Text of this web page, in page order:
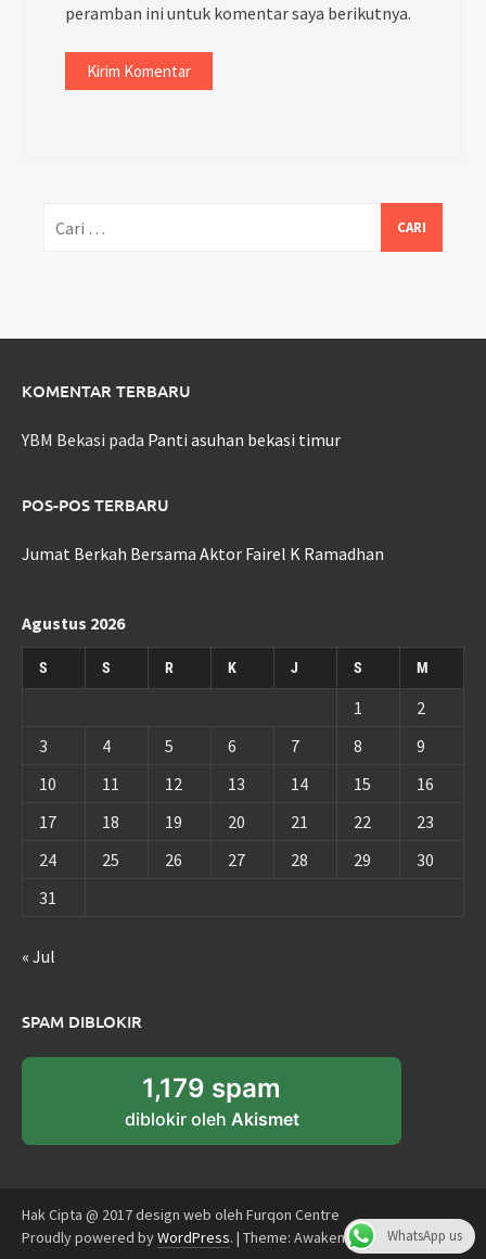
peramban ini untuk komentar saya berikutnya.
untuk:
KOMENTAR TERBARU
YBM Bekasi pada Panti asuhan bekasi timur
POS-POS TERBARU
Jumat Berkah Bersama Aktor Fairel K Ramadhan
Agustus 2026
S S R K J S M
1
2
3
4 5 6 7 8
9
10
11 12 13 14 15
16
17
18 19 20 21 22
23
24
25 26 27 28 29
30
31
« Jul
SPAM DIBLOKIR
1,179 spam
diblokir oleh Akismet
Hak Cipta @ 2017 design web oleh Furqon Centre
Proudly powered byWordPress. | Theme: Awaken byThemezHut.
WhatsApp us